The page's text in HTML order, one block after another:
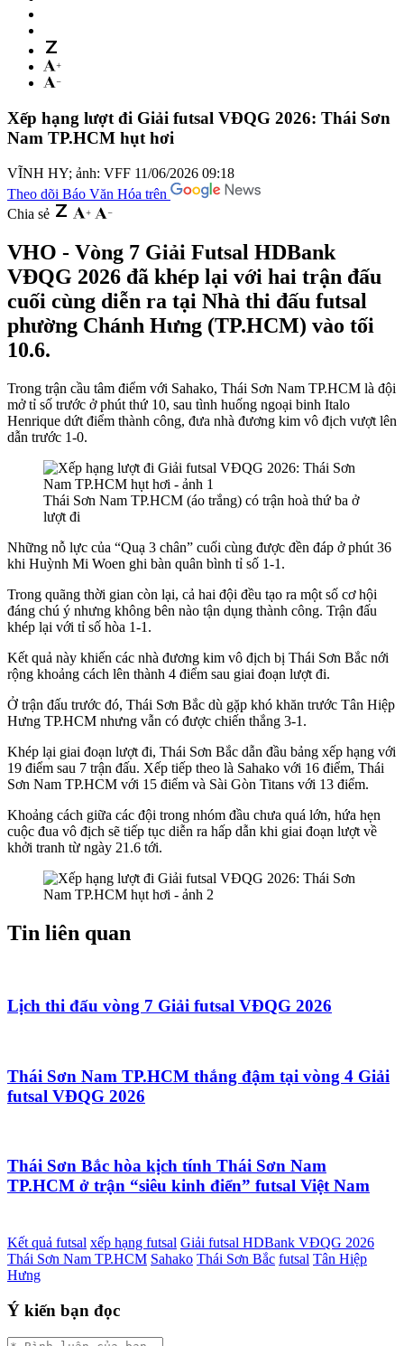
Xếp hạng lượt đi Giải futsal VĐQG 2026: Thái Sơn
Nam TP.HCM hụt hơi
VĨNH HY; ảnh: VFF 11/06/2026 09:18
Theo dõi Báo Văn Hóa trên
Chia sẻ
VHO - Vòng 7 Giải Futsal HDBank
VĐQG 2026 đã khép lại với hai trận đấu
cuối cùng diễn ra tại Nhà thi đấu futsal
phường Chánh Hưng (TP.HCM) vào tối
10.6.
Trong trận cầu tâm điểm với Sahako, Thái Sơn Nam TP.HCM là đội
mở tỉ số trước ở phút thứ 10, sau tình huống ngoại binh Italo
Henrique dứt điểm thành công, đưa nhà đương kim vô địch vượt lên
dẫn trước 1-0.
Thái Sơn Nam TP.HCM (áo trắng) có trận hoà thứ ba ở
lượt đi
Những nỗ lực của “Quạ 3 chân” cuối cùng được đền đáp ở phút 36
khi Huỳnh Mi Woen ghi bàn quân bình tỉ số 1-1.
Trong quãng thời gian còn lại, cả hai đội đều tạo ra một số cơ hội
đáng chú ý nhưng không bên nào tận dụng thành công. Trận đấu
khép lại với tỉ số hòa 1-1.
Kết quả này khiến các nhà đương kim vô địch bị Thái Sơn Bắc nới
rộng khoảng cách lên thành 4 điểm sau giai đoạn lượt đi.
Ở trận đấu trước đó, Thái Sơn Bắc dù gặp khó khăn trước Tân Hiệp
Hưng TP.HCM nhưng vẫn có được chiến thắng 3-1.
Khép lại giai đoạn lượt đi, Thái Sơn Bắc dẫn đầu bảng xếp hạng với
19 điểm sau 7 trận đấu. Xếp tiếp theo là Sahako với 16 điểm, Thái
Sơn Nam TP.HCM với 15 điểm và Sài Gòn Titans với 13 điểm.
Khoảng cách giữa các đội trong nhóm đầu chưa quá lớn, hứa hẹn
cuộc đua vô địch sẽ tiếp tục diễn ra hấp dẫn khi giai đoạn lượt về
khởi tranh từ ngày 21.6 tới.
Tin liên quan
Lịch thi đấu vòng 7 Giải futsal VĐQG 2026
Thái Sơn Nam TP.HCM thắng đậm tại vòng 4 Giải
futsal VĐQG 2026
Thái Sơn Bắc hòa kịch tính Thái Sơn Nam
TP.HCM ở trận “siêu kinh điển” futsal Việt Nam
Kết quả futsal xếp hạng futsal Giải futsal HDBank VĐQG 2026
Thái Sơn Nam TP.HCM Sahako Thái Sơn Bắc futsal Tân Hiệp
Hưng
Ý kiến bạn đọc